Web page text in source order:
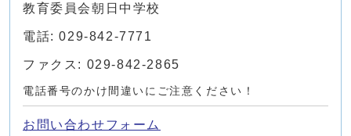
教育委員会朝日中学校
電話: 029-842-7771
ファクス: 029-842-2865
電話番号のかけ間違いにご注意ください！
お問い合わせフォーム